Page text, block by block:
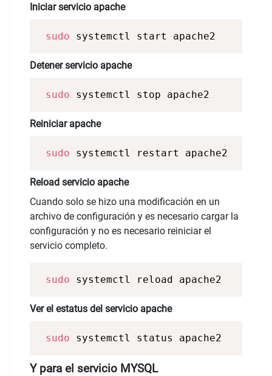
Iniciar servicio apache
sudo systemctl start apache2
Detener servicio apache
sudo systemctl stop apache2
Reiniciar apache
sudo systemctl restart apache2
Reload servicio apache
Cuando solo se hizo una modificación en un
archivo de configuración y es necesario cargar la
configuración y no es necesario reiniciar el
servicio completo.
sudo systemctl reload apache2
Ver el estatus del servicio apache
sudo systemctl status apache2
Y para el servicio MYSQL